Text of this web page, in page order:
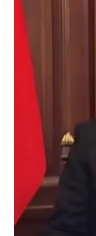
vidéo